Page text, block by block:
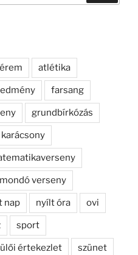
atlétika
farsang
grundbírkózás
karácsony
verseny
nap nyílt óra ovi
sport
értekezlet szünet